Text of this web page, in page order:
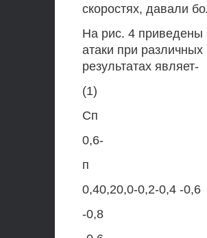
скоростях, давали
На рис. 4 приведены
атаки при
результатах являет-
(1)
Сп
0,6-
п
0,40,20,0-0,2-0,4 -0,6
-0,8